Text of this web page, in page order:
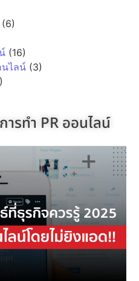
(6)
(16)
ไลน์ (3)
การทำ PR ออนไลน์